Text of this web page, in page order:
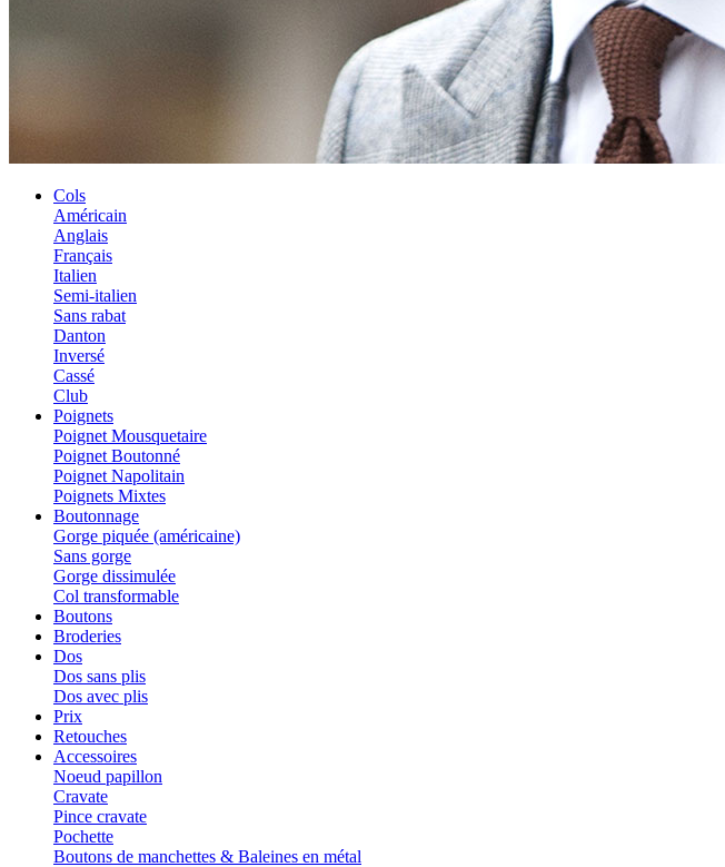
Cols
Américain
Anglais
Français
Italien
Semi-italien
Sans rabat
Danton
Inversé
Cassé
Club
Poignets
Poignet Mousquetaire
Poignet Boutonné
Poignet Napolitain
Poignets Mixtes
Boutonnage
Gorge piquée (américaine)
Sans gorge
Gorge dissimulée
Col transformable
Boutons
Broderies
Dos
Dos sans plis
Dos avec plis
Prix
Retouches
Accessoires
Noeud papillon
Cravate
Pince cravate
Pochette
Boutons de manchettes & Baleines en métal